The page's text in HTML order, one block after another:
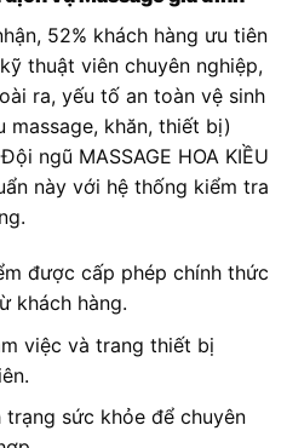
52% khách hàng ưu tiên
thuật viên chuyên nghiệp,
ra, yếu tố an toàn vệ sinh
massage, khăn, thiết bị)
ngũ MASSAGE HOA KIỀU
này với hệ thống kiểm tra
được cấp phép chính thức
khách hàng.
việc và trang thiết bị
sức khỏe để chuyên